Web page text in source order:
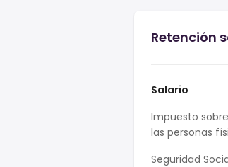
Retención
Salario
Impuesto
las personas
Seguridad